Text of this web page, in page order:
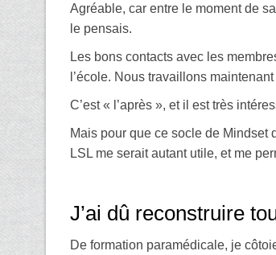
Agréable, car entre le moment de
le pensais.
Les bons contacts avec les
l’école. Nous travaillons
C’est « l’après », et il est très
Mais pour que ce socle de Mindset
LSL me serait autant utile, et me
J’ai dû reconstruire
De formation paramédicale, je